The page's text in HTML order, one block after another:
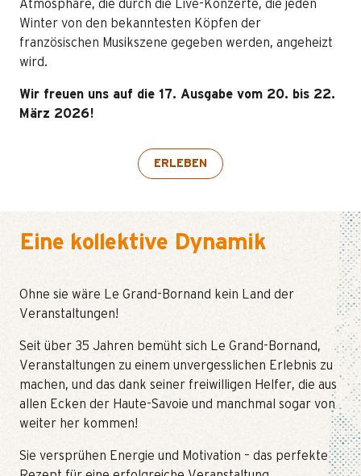
Atmosphäre, die durch die Live-Konzerte, die jeden
Winter von den bekanntesten Köpfen der
französischen Musikszene gegeben werden, angeheizt
wird.
Wir freuen uns auf die 17. Ausgabe vom 20. bis 22.
März 2026!
ERLEBEN
Eine kollektive Dynamik
Ohne sie wäre Le Grand-Bornand kein Land der
Veranstaltungen!
Seit über 35 Jahren bemüht sich Le Grand-Bornand,
Veranstaltungen zu einem unvergesslichen Erlebnis zu
machen, und das dank seiner freiwilligen Helfer, die aus
allen Ecken der Haute-Savoie und manchmal sogar von
weiter her kommen!
Sie versprühen Energie und Motivation – das perfekte